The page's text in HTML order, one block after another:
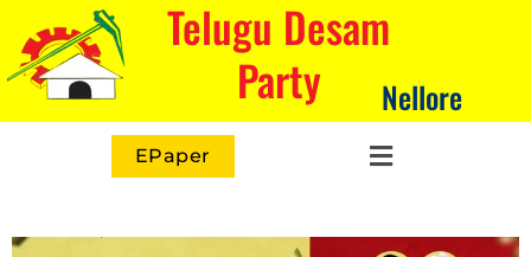
Telugu Desam
Party
Nellore
EPaper